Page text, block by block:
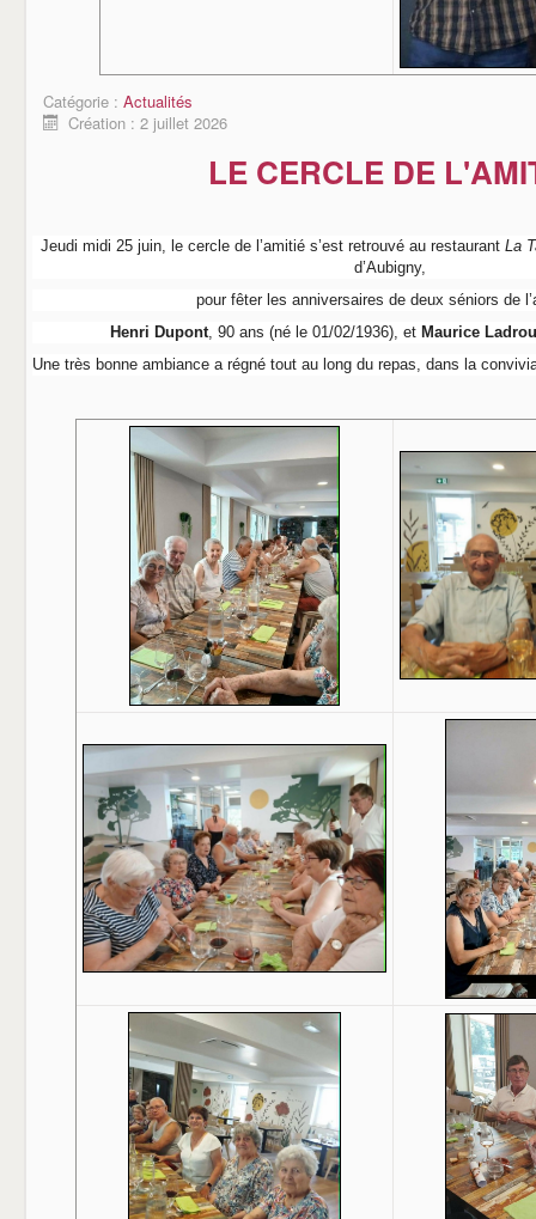
Catégorie : Actualités
Création : 2 juillet 2026
LE CERCLE DE
Jeudi midi 25 juin, le cercle de l’amitié s’est retrouvé au restaurant La
d’Aubigny,
pour fêter les anniversaires de deux séniors de
Henri Dupont, 90 ans (né le 01/02/1936), et Maurice
Une très bonne ambiance a régné tout au long du repas, dans la